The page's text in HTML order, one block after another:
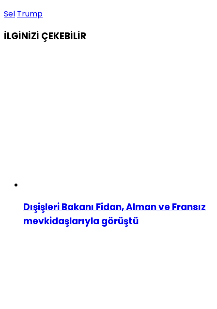
Sel Trump
İLGİNİZİ ÇEKEBİLİR
Dışişleri Bakanı Fidan, Alman ve Fransız
mevkidaşlarıyla görüştü